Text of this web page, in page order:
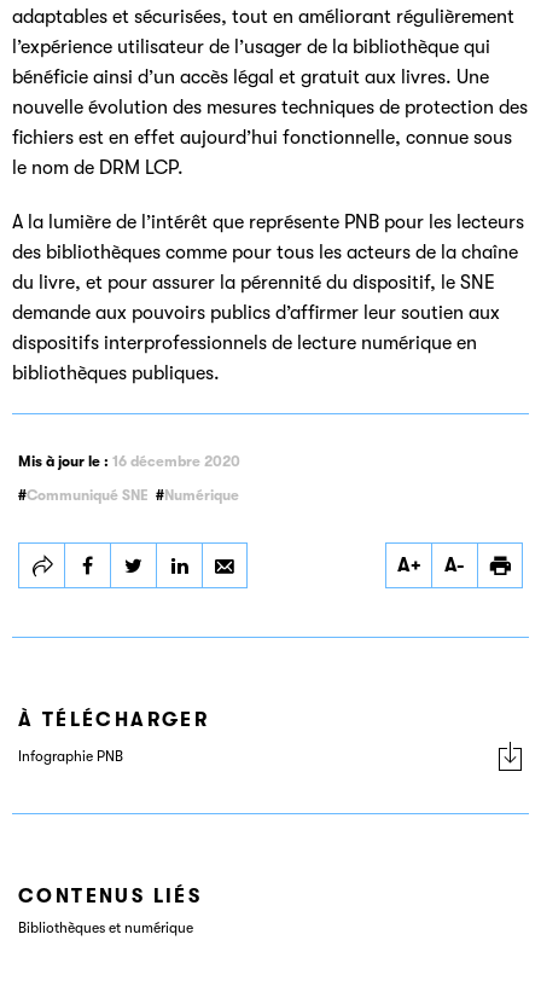
adaptables et sécurisées, tout en améliorant régulièrement
l’expérience utilisateur de l’usager de la bibliothèque qui
bénéficie ainsi d’un accès légal et gratuit aux livres. Une
nouvelle évolution des mesures techniques de protection des
fichiers est en effet aujourd’hui fonctionnelle, connue sous
le nom de DRM LCP.
A la lumière de l’intérêt que représente PNB pour les lecteurs
des bibliothèques comme pour tous les acteurs de la chaîne
du livre, et pour assurer la pérennité du dispositif, le SNE
demande aux pouvoirs publics d’affirmer leur soutien aux
dispositifs interprofessionnels de lecture numérique en
bibliothèques publiques.
Mis à jour le : 16 décembre 2020
Communiqué SNE
Numérique
Partager
Après trois années
Partager
Après trois années
Partager
Après trois années
A+ A-
À TÉLÉCHARGER
Infographie PNB
CONTENUS LIÉS
Bibliothèques et numérique